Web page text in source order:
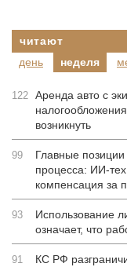
читают
день
неделя
122 Аренда авто с
возникнуть
99
Главные
процесса: ИИ-
компенсация за
93
Использование
означает, что
91
КС РФ